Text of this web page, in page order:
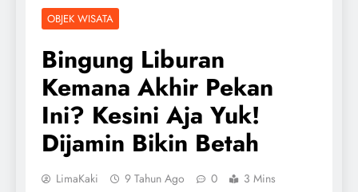
OBJEK WISATA
Bingung Liburan
Kemana Akhir Pekan
Ini? Kesini Aja Yuk!
Dijamin Bikin Betah
LimaKaki 9 Tahun Ago 0 3 Mins